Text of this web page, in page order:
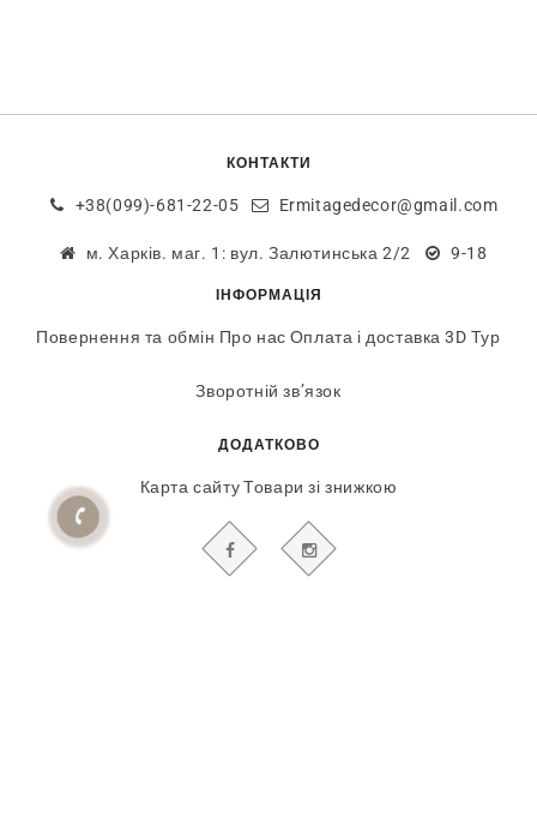
КОНТАКТИ
+38(099)-681-22-05 Ermitagedecor@gmail.com
м. Харків. маг. 1: вул. Залютинська 2/2 9-18
ІНФОРМАЦІЯ
Повернення та обмін Про нас Оплата і доставка 3D Тур
Зворотній зв’язок
ДОДАТКОВО
Карта сайту Товари зі знижкою